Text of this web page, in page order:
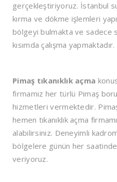
gerçekleştiriyoruz. İstanbul
kırma ve dökme işlemleri
bölgeyi bulmakta ve sadece
kısımda çalışma yapmaktadır.
Pimaş tıkanıklık açma
firmamız her türlü Pimaş boru
hizmetleri vermektedir. Pimaş
hemen tıkanıklık açma
alabilirsiniz. Deneyimli
bölgelere günün her
veriyoruz.